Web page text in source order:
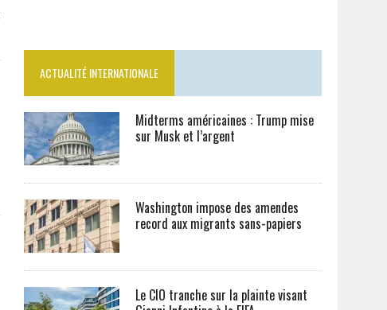
ACTUALITÉ INTERNATIONALE
Midterms américaines : Trump mise
sur Musk et l’argent
Washington impose des amendes
record aux migrants sans-papiers
Le CIO tranche sur la plainte visant